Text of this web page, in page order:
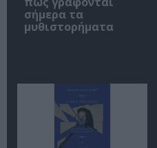
σήμερα τα
μυθιστορήματα